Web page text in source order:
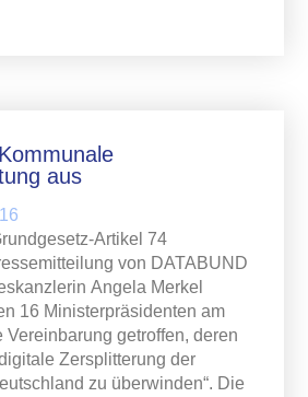
aus
Artikel 74
von DATABUND
Angela Merkel
16 Ministerpräsidenten am
Vereinbarung getroffen, deren
Zersplitterung der
zu überwinden“. Die